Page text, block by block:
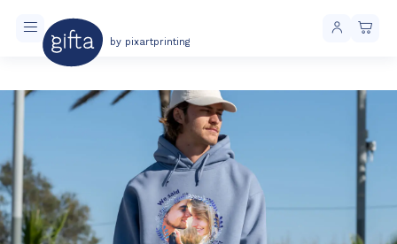
by pixartprinting